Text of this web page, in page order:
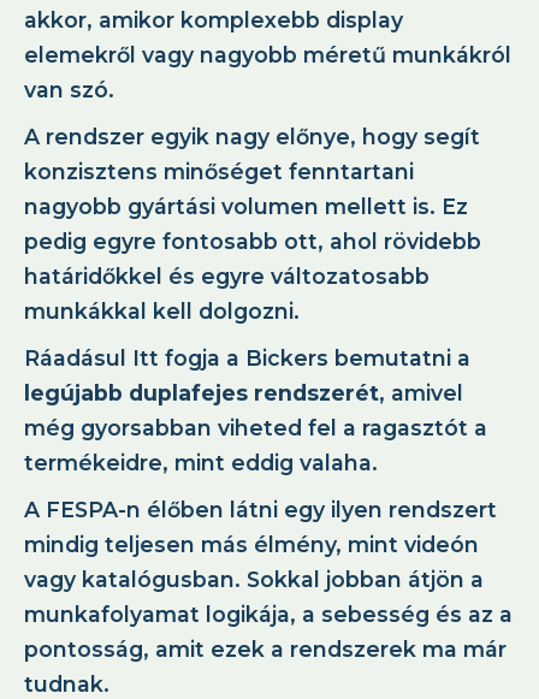
akkor, amikor komplexebb display
elemekről vagy nagyobb méretű munkákról
van szó.
A rendszer egyik nagy előnye, hogy segít
konzisztens minőséget fenntartani
nagyobb gyártási volumen mellett is. Ez
pedig egyre fontosabb ott, ahol rövidebb
határidőkkel és egyre változatosabb
munkákkal kell dolgozni.
Ráadásul Itt fogja a Bickers bemutatni a
legújabb duplafejes rendszerét, amivel
még gyorsabban viheted fel a ragasztót a
termékeidre, mint eddig valaha.
A FESPA-n élőben látni egy ilyen rendszert
mindig teljesen más élmény, mint videón
vagy katalógusban. Sokkal jobban átjön a
munkafolyamat logikája, a sebesség és az a
pontosság, amit ezek a rendszerek ma már
tudnak.